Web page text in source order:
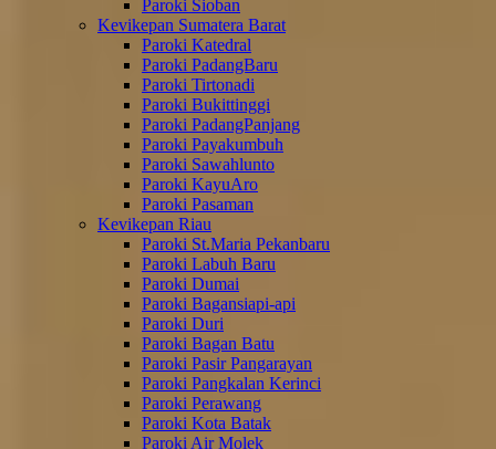
Paroki Sioban
Kevikepan Sumatera Barat
Paroki Katedral
Paroki PadangBaru
Paroki Tirtonadi
Paroki Bukittinggi
Paroki PadangPanjang
Paroki Payakumbuh
Paroki Sawahlunto
Paroki KayuAro
Paroki Pasaman
Kevikepan Riau
Paroki St.Maria Pekanbaru
Paroki Labuh Baru
Paroki Dumai
Paroki Bagansiapi-api
Paroki Duri
Paroki Bagan Batu
Paroki Pasir Pangarayan
Paroki Pangkalan Kerinci
Paroki Perawang
Paroki Kota Batak
Paroki Air Molek